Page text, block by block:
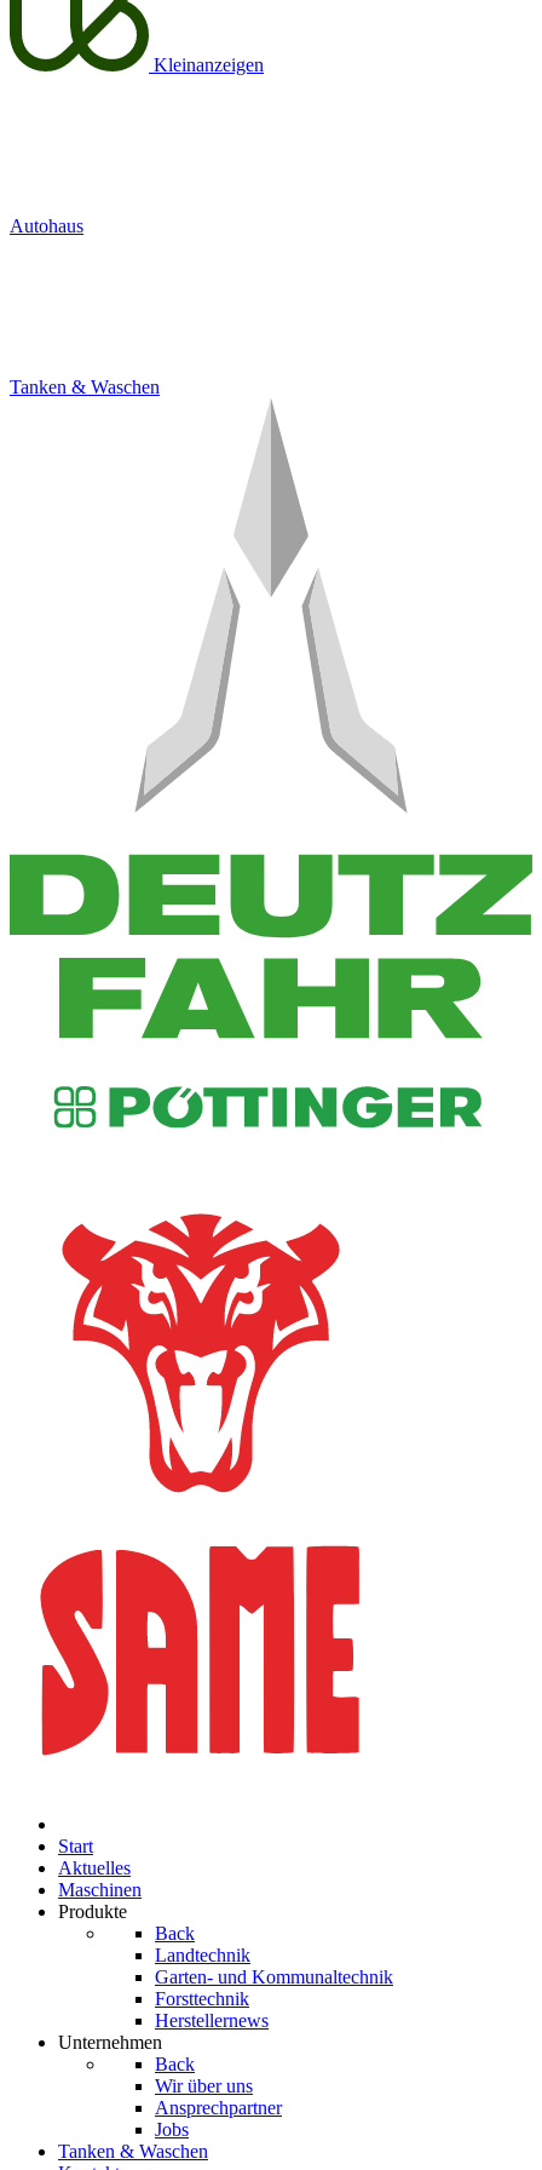
Kleinanzeigen
Autohaus
Tanken & Waschen
Start
Aktuelles
Maschinen
Produkte
Back
Landtechnik
Garten- und Kommunaltechnik
Forsttechnik
Herstellernews
Unternehmen
Back
Wir über uns
Ansprechpartner
Jobs
Tanken & Waschen